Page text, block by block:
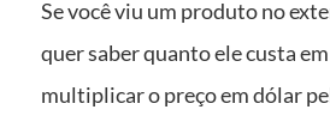
Se você viu um produto no
quer saber quanto ele custa
multiplicar o preço em dólar